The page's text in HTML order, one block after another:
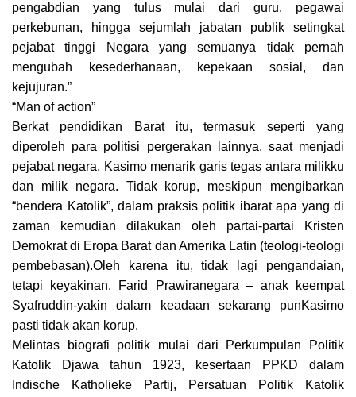
pengabdian yang tulus mulai dari guru, pegawai
perkebunan, hingga sejumlah jabatan publik setingkat
pejabat tinggi Negara yang semuanya tidak pernah
mengubah kesederhanaan, kepekaan sosial, dan
kejujuran.”
“Man of action”
Berkat pendidikan Barat itu, termasuk seperti yang
diperoleh para politisi pergerakan lainnya, saat menjadi
pejabat negara, Kasimo menarik garis tegas antara milikku
dan milik negara. Tidak korup, meskipun mengibarkan
“bendera Katolik”, dalam praksis politik ibarat apa yang di
zaman kemudian dilakukan oleh partai-partai Kristen
Demokrat di Eropa Barat dan Amerika Latin (teologi-teologi
pembebasan).Oleh karena itu, tidak lagi pengandaian,
tetapi keyakinan, Farid Prawiranegara – anak keempat
Syafruddin-yakin dalam keadaan sekarang punKasimo
pasti tidak akan korup.
Melintas biografi politik mulai dari Perkumpulan Politik
Katolik Djawa tahun 1923, kesertaan PPKD dalam
Indische Katholieke Partij, Persatuan Politik Katolik